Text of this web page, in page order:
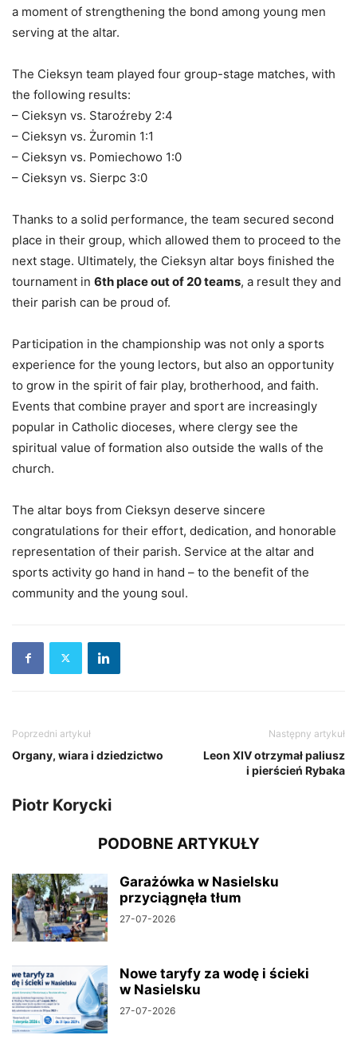
a moment of strengthening the bond among young men
serving at the altar.
The Cieksyn team played four group-stage matches, with
the following results:
– Cieksyn vs. Staroźreby 2:4
– Cieksyn vs. Żuromin 1:1
– Cieksyn vs. Pomiechowo 1:0
– Cieksyn vs. Sierpc 3:0
Thanks to a solid performance, the team secured second
place in their group, which allowed them to proceed to the
next stage. Ultimately, the Cieksyn altar boys finished the
tournament in 6th place out of 20 teams, a result they and
their parish can be proud of.
Participation in the championship was not only a sports
experience for the young lectors, but also an opportunity
to grow in the spirit of fair play, brotherhood, and faith.
Events that combine prayer and sport are increasingly
popular in Catholic dioceses, where clergy see the
spiritual value of formation also outside the walls of the
church.
The altar boys from Cieksyn deserve sincere
congratulations for their effort, dedication, and honorable
representation of their parish. Service at the altar and
sports activity go hand in hand – to the benefit of the
community and the young soul.
Poprzedni artykuł
Organy, wiara i dziedzictwo
Następny artykuł
Leon XIV otrzymał paliusz
i pierścień Rybaka
Piotr Korycki
PODOBNE ARTYKUŁY
Garażówka w Nasielsku
przyciągnęła tłum
27-07-2026
Nowe taryfy za wodę i ścieki
w Nasielsku
27-07-2026